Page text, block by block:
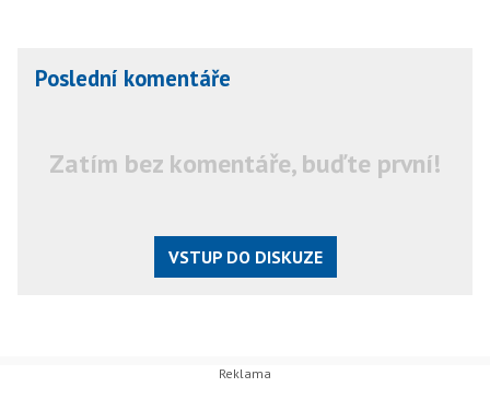
Poslední komentáře
Zatím bez komentáře, buďte první!
VSTUP DO DISKUZE